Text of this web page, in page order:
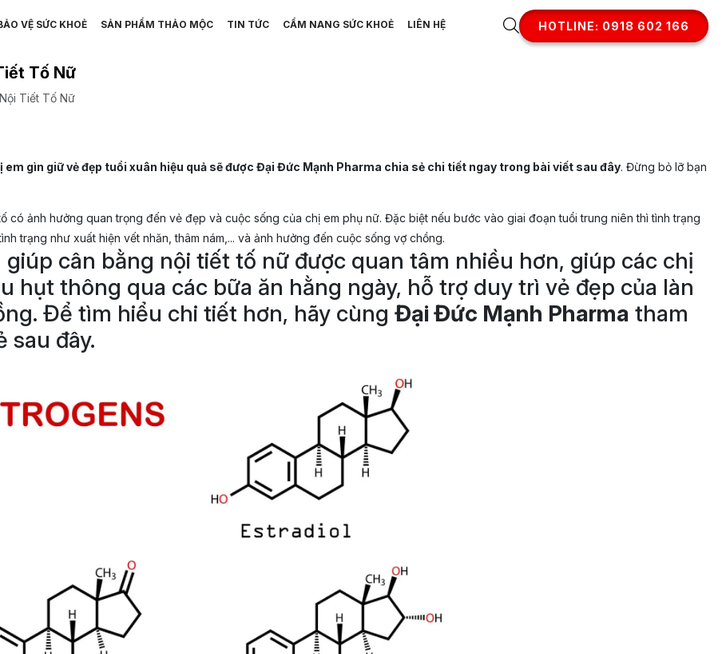
VỆ SỨC KHOẺ SẢN PHẨM THẢO MỘC TIN TỨC CẨM NANG SỨC KHOẺ LIÊN HỆ HOTLINE: 0918 602 166
Tố Nữ
Tiết Tố Nữ
gìn giữ vẻ đẹp tuổi xuân hiệu quả sẽ được Đại Đức Mạnh Pharma chia sẻ chi tiết ngay trong bài viết sau đây. Đừng bỏ lỡ bạn
có ảnh hưởng quan trọng đến vẻ đẹp và cuộc sống của chị em phụ nữ. Đặc biệt nếu bước vào giai đoạn tuổi trung niên thì tình trạng
trạng như xuất hiện vết nhăn, thâm nám,... và ảnh hưởng đến cuộc sống vợ chồng.
cân bằng nội tiết tố nữ được quan tâm nhiều hơn, giúp các chị
hụt thông qua các bữa ăn hằng ngày, hỗ trợ duy trì vẻ đẹp của làn
Để tìm hiểu chi tiết hơn, hãy cùng Đại Đức Mạnh Pharma tham
sau đây.